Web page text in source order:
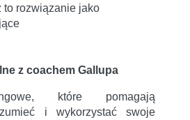
to rozwiązanie jako
z coachem Gallupa
które pomagają
i wykorzystać swoje